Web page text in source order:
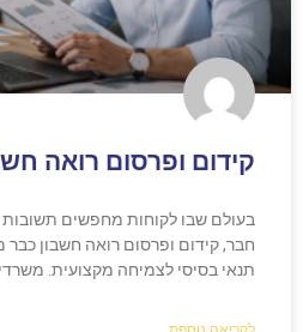
קידום ופרסום רואה
בעולם שבו לקוחות מחפשים תשובות
חבר, קידום ופרסום רואה חשבון
תנאי בסיסי לצמיחה מקצועית. משרדי